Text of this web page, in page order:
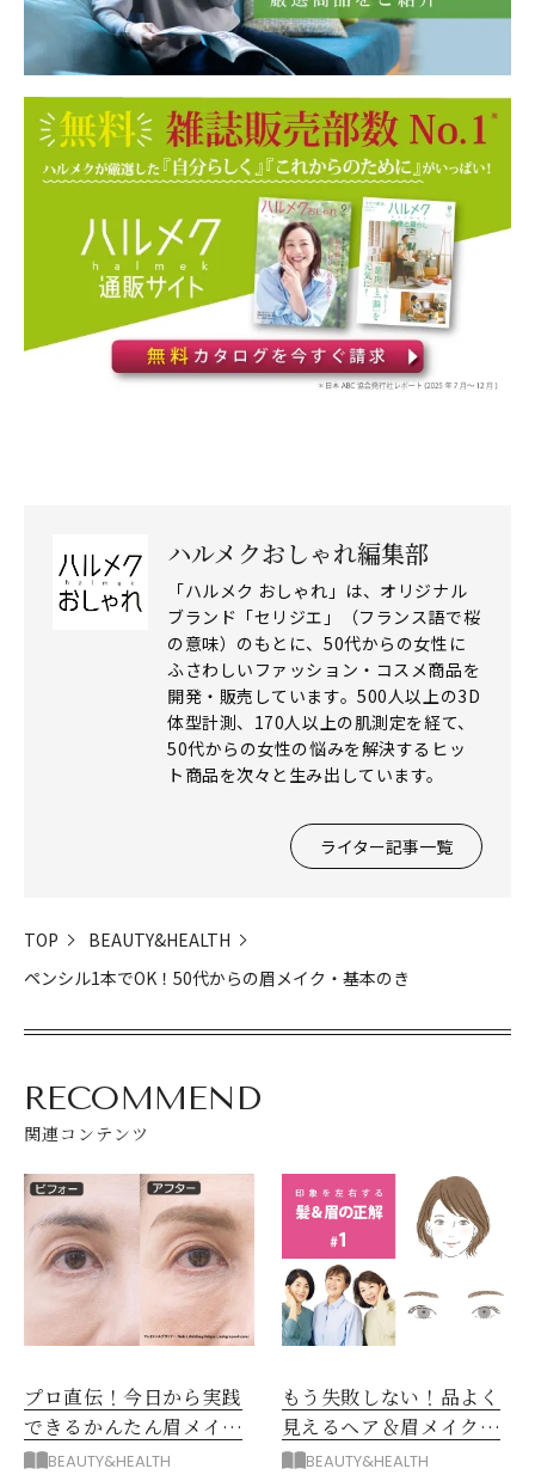
ハルメクおしゃれ編集部
「ハルメク おしゃれ」は、オリジナル
ブランド「セリジエ」（フランス語で桜
の意味）のもとに、50代からの女性に
ふさわしいファッション・コスメ商品を
開発・販売しています。500人以上の3D
体型計測、170人以上の肌測定を経て、
50代からの女性の悩みを解決するヒッ
ト商品を次々と生み出しています。
ライター記事一覧
TOP
BEAUTY&HEALTH
ペンシル1本でOK！50代からの眉メイク・基本のき
RECOMMEND
関連コンテンツ
プロ直伝！今日から実践
できるかんたん眉メイク
とはBEAUTY&HEALTH
もう失敗しない！品よく
見えるヘア＆眉メイクの
正解BEAUTY&HEALTH